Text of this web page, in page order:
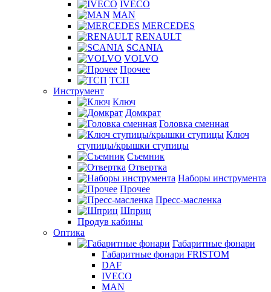
IVECO
MAN
MERCEDES
RENAULT
SCANIA
VOLVO
Прочее
ТСП
Инструмент
Ключ
Домкрат
Головка сменная
Ключ
ступицы/крышки ступицы
Съемник
Отвертка
Наборы инструмента
Прочее
Пресс-масленка
Шприц
Продув кабины
Оптика
Габаритные фонари
Габаритные фонари FRISTOM
DAF
IVECO
MAN